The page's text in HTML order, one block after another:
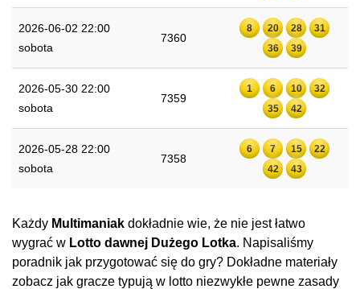
2026-06-02 22:00
sobota
7360
8 20 28
31
36
39
2026-05-30 22:00
sobota
7359
1 6 10
32
35
42
2026-05-28 22:00
sobota
7358
6 7 15
22
42
43
Każdy Multimaniak dokładnie wie, że nie jest łatwo
wygrać w Lotto dawnej Dużego Lotka. Napisaliśmy
poradnik jak przygotować się do gry? Dokładne materiały
zobacz jak gracze typują w lotto niezwykłe pewne zasady